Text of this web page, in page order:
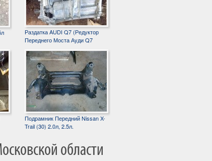
Раздатка AUDI Q7 (Редуктор
Переднего Моста Ауди Q7
Подрамник Передний Nissan X-
Trail (30) 2.0л, 2.5л.
области